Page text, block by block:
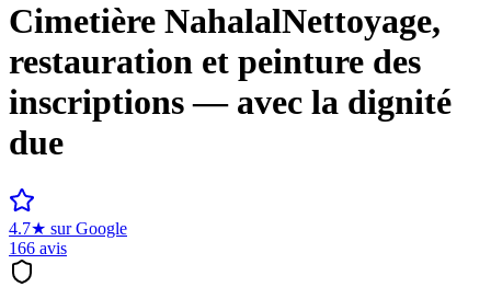
Cimetière NahalalNettoyage,
restauration et peinture des
inscriptions — avec la dignité
due
4.7★ sur Google
166 avis